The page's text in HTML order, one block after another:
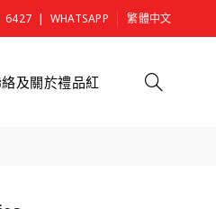
6427 | WHATSAPP 繁體中文
及關於禮品紅